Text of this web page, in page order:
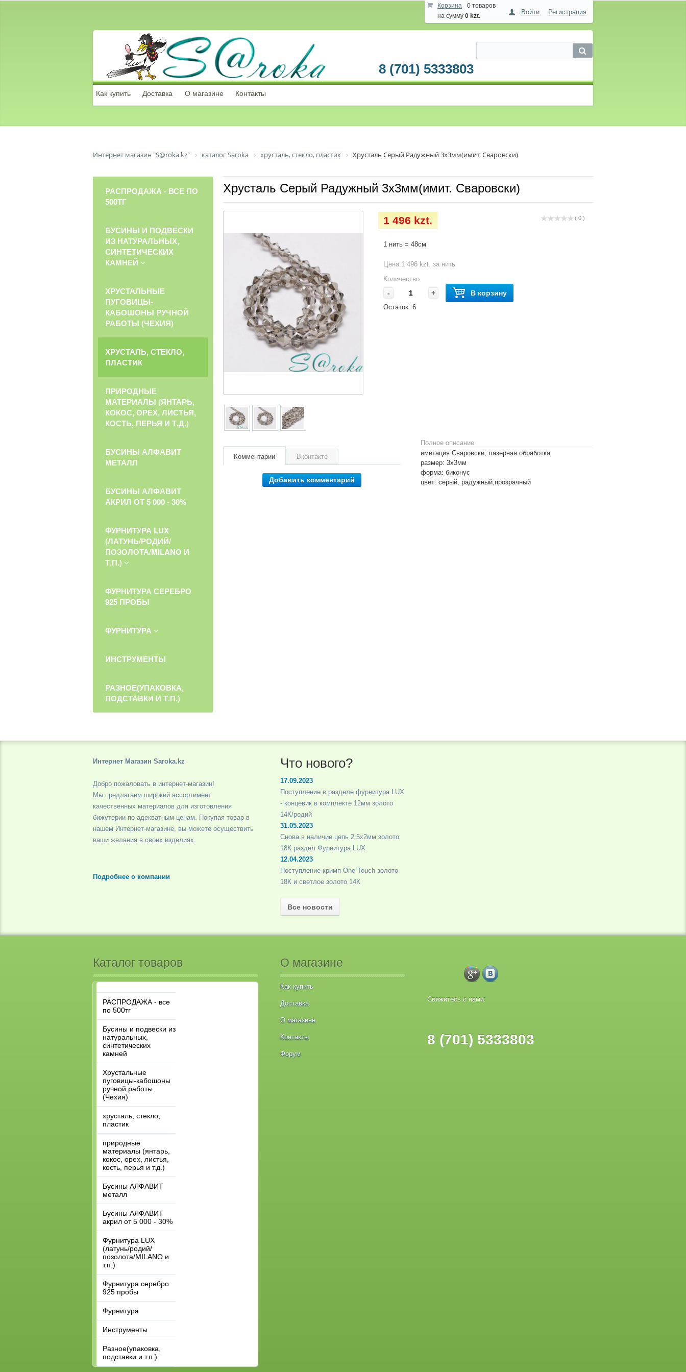
Корзина
0 товаров
на сумму 0 kzt. Войти Регистрация
8 (701) 5333803
Как купить Доставка О магазине Контакты
Интернет магазин "S@roka.kz" каталог Saroka хрусталь, стекло, пластик Хрусталь Серый Радужный 3х3мм(имит. Сваровски)
Хрусталь Серый Радужный 3х3мм(имит. Сваровски)
( 0 )
1 496 kzt.
1 нить = 48см
Цена 1 496 kzt. за нить
Количество
- + В корзину
Остаток:6
Полное описание
имитация Сваровски, лазерная обработка
размер: 3х3мм
форма: биконус
цвет: серый, радужный,прозрачный
Комментарии Вконтакте
Добавить комментарий
РАСПРОДАЖА - ВСЕ ПО
500ТГ
БУСИНЫ И ПОДВЕСКИ
ИЗ НАТУРАЛЬНЫХ,
СИНТЕТИЧЕСКИХ
КАМНЕЙ
ХРУСТАЛЬНЫЕ
ПУГОВИЦЫ-
КАБОШОНЫ РУЧНОЙ
РАБОТЫ (ЧЕХИЯ)
ХРУСТАЛЬ, СТЕКЛО,
ПЛАСТИК
ПРИРОДНЫЕ
МАТЕРИАЛЫ (ЯНТАРЬ,
КОКОС, ОРЕХ, ЛИСТЬЯ,
КОСТЬ, ПЕРЬЯ И Т.Д.)
БУСИНЫ АЛФАВИТ
МЕТАЛЛ
БУСИНЫ АЛФАВИТ
АКРИЛ ОТ 5 000 - 30%
ФУРНИТУРА LUX
(ЛАТУНЬ/РОДИЙ/
ПОЗОЛОТА/MILANO И
Т.П.)
ФУРНИТУРА СЕРЕБРО
925 ПРОБЫ
ФУРНИТУРА
ИНСТРУМЕНТЫ
РАЗНОЕ(УПАКОВКА,
ПОДСТАВКИ И Т.П.)
Интернет Магазин Saroka.kz
Добро пожаловать в интернет-магазин!
Мы предлагаем широкий ассортимент
качественных материалов для изготовления
бижутерии по адекватным ценам. Покупая товар в
нашем Интернет-магазине, вы можете осуществить
ваши желания в своих изделиях.
Подробнее о компании
Что нового?
17.09.2023
Поступление в разделе фурнитура LUX
- концевик в комплекте 12мм золото
14К/родий
31.05.2023
Снова в наличие цепь 2.5х2мм золото
18К раздел Фурнитура LUX
12.04.2023
Поступление кримп One Touch золото
18К и светлое золото 14К
Все новости
Каталог товаров
РАСПРОДАЖА - все
по 500тг
Бусины и подвески из
натуральных,
синтетических
камней
Хрустальные
пуговицы-кабошоны
ручной работы
(Чехия)
хрусталь, стекло,
пластик
природные
материалы (янтарь,
кокос, орех, листья,
кость, перья и т.д.)
Бусины АЛФАВИТ
металл
Бусины АЛФАВИТ
акрил от 5 000 - 30%
Фурнитура LUX
(латунь/родий/
позолота/MILANO и
т.п.)
Фурнитура серебро
925 пробы
Фурнитура
Инструменты
Разное(упаковка,
подставки и т.п.)
О магазине
Как купить
Доставка
О магазине
Контакты
Форум
Свяжитесь с нами:
8 (701) 5333803